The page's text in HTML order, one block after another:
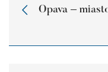
Opava –